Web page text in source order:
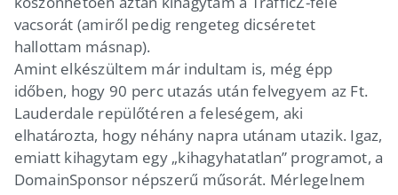
vacsorát (amiről pedig rengeteg dicséretet
hallottam másnap).
Amint elkészültem már indultam is, még épp
időben, hogy 90 perc utazás után felvegyem az Ft.
Lauderdale repülőtéren a feleségem, aki
elhatározta, hogy néhány napra utánam utazik. Igaz,
emiatt kihagytam egy „kihagyhatatlan” programot, a
DomainSponsor népszerű műsorát. Mérlegelnem